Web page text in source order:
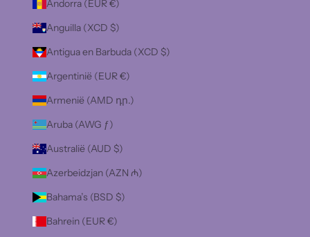
Andorra (EUR €)
Anguilla (XCD $)
Antigua en Barbuda (XCD $)
Argentinië (EUR €)
Armenië (AMD դր.)
Aruba (AWG ƒ)
Australië (AUD $)
Azerbeidzjan (AZN ₼)
Bahama’s (BSD $)
Bahrein (EUR €)